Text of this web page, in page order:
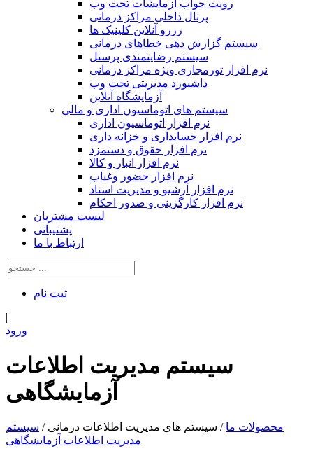
رویت جواب آزمایشات تحت وب
پرتال داخلی مراکز درمانی
رزرو آنلاین کلینیک ها
سیستم گزارش دهی خطاهای درمانی
سیستم رضایتمندی پرسنل
نرم افزار تورمجازی ویژه مراکز درمانی
داشبورد مدیریتی تحت وب
آزمایشگاه آنلاین
سیستم های اتوماسیون اداری و مالی
نرم افزار اتوماسیون اداری
نرم افزار حسابداری و خزانه داری
نرم افزار حقوق و دستمزد
نرم افزار انبار و کالا
نرم افزار حضور وغیاب
نرم افزار آرشیو و مدیریت اسناد
نرم افزار کارگزینی و صدور احکام
لیست مشتریان
پشتیبانی
ارتباط با ما
ثبت‌ نام
|
ورود
سیستم مدیریت اطلاعات
آزمایشگاهی
محصولات ما / سیستم های مدیریت اطلاعات درمانی / سیستم
مدیریت اطلاعات آزمایشگاهی